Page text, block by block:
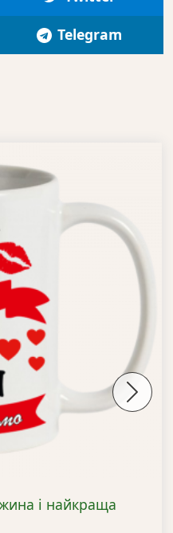
Telegram
і найкраща
Next